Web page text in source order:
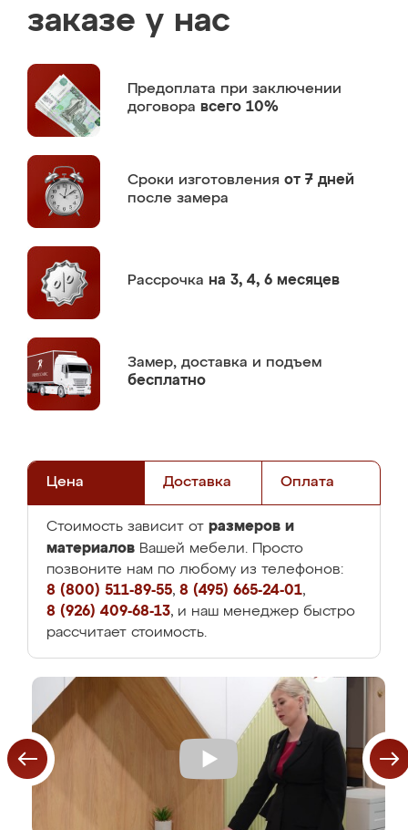
заказе у нас
Предоплата при заключении
договора всего 10%
Сроки изготовления от 7 дней
после замера
Рассрочка на 3, 4, 6 месяцев
Замер, доставка и подъем
бесплатно
Цена Доставка Оплата
Стоимость зависит от размеров и
материалов Вашей мебели. Просто
позвоните нам по любому из телефонов:
8 (800) 511-89-55, 8 (495) 665-24-01,
8 (926) 409-68-13, и наш менеджер быстро
рассчитает стоимость.